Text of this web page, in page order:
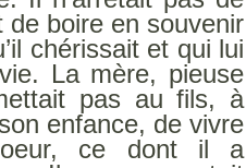
de boire en souvenir
chérissait et qui lui
La mère, pieuse
pas au fils, à
enfance, de vivre
ce dont il a